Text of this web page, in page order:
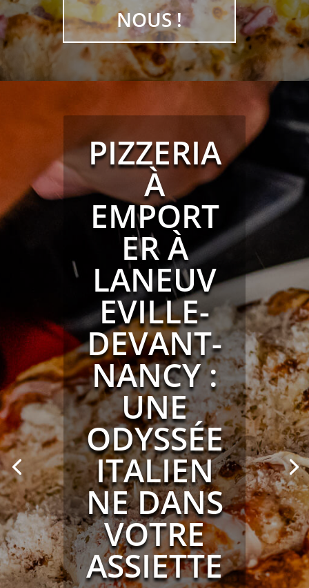
NOUS !
PIZZERIA
À
EMPORT
ER À
LANEUV
EVILLE-
DEVANT-
NANCY :
UNE
ODYSSÉE
ITALIEN
NE DANS
VOTRE
ASSIETTE